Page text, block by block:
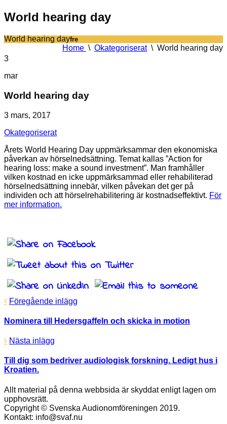
World hearing day
World hearing day
Home \ Okategoriserat \ World hearing day
fre
3
mar
World hearing day
3 mars, 2017
Okategoriserat
Årets World Hearing Day uppmärksammar den ekonomiska
påverkan av hörselnedsättning. Temat kallas ”Action for
hearing loss: make a sound investment”. Man framhåller
vilken kostnad en icke uppmärksammad eller rehabiliterad
hörselnedsättning innebär, vilken påvekan det ger på
individen och att hörselrehabilitering är kostnadseffektivt. För
mer information.
Föregående inlägg
Nominera till Hedersgaffeln och skicka in motion
Nästa inlägg
Till dig som bedriver audiologisk forskning. Ledigt hus i
Kroatien.
Allt material på denna webbsida är skyddat enligt lagen om
upphovsrätt.
Copyright © Svenska Audionomföreningen 2019.
Kontakt: info@svaf.nu